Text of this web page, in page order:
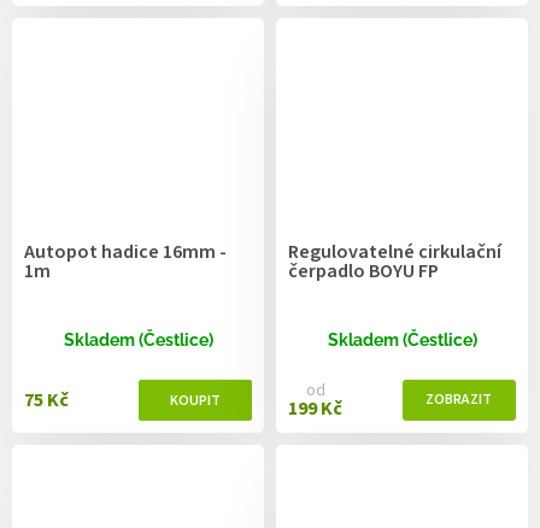
Autopot hadice 16mm -
1m
Skladem (Čestlice)
75 Kč
Regulovatelné cirkulační
čerpadlo BOYU FP
Skladem (Čestlice)
od
199 Kč